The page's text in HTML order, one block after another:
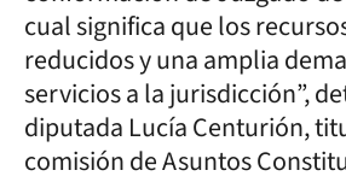
cual significa que los
reducidos y una amplia
servicios a la jurisdicción”,
diputada Lucía Centurión,
comisión de Asuntos